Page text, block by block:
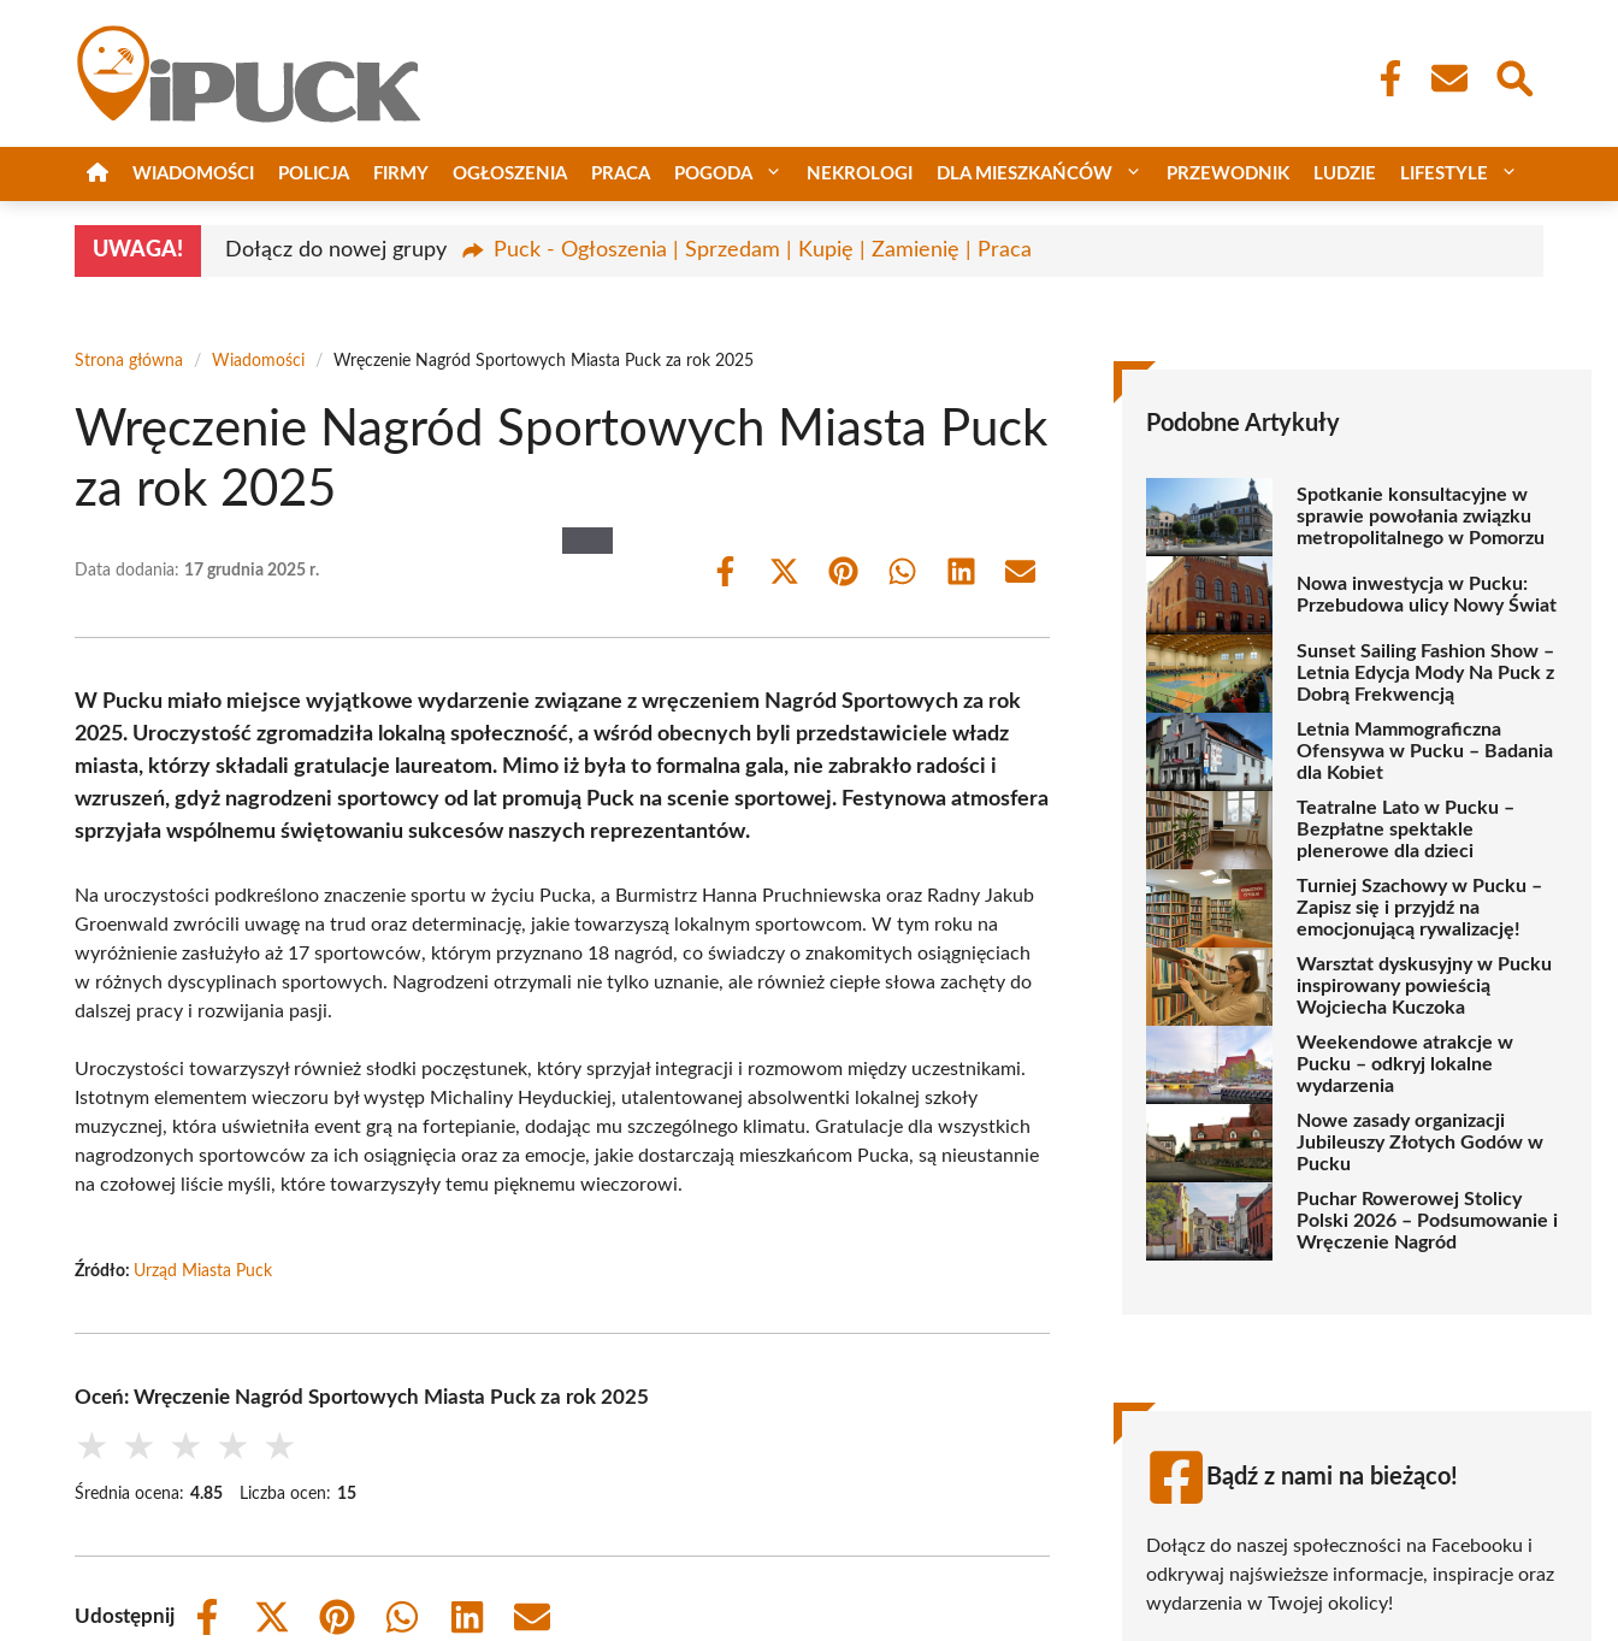
WIADOMOŚCI POLICJA FIRMY OGŁOSZENIA PRACA POGODA NEKROLOGI DLA MIESZKAŃCÓW PRZEWODNIK LUDZIE LIFESTYLE
UWAGA! Dołącz do nowej grupy Puck - Ogłoszenia | Sprzedam | Kupię | Zamienię | Praca
Strona główna / Wiadomości / Wręczenie Nagród Sportowych Miasta Puck za rok 2025
Wręczenie Nagród Sportowych Miasta Puck
za rok 2025
Data dodania: 17 grudnia 2025 r.
Share
Share
(Twitter)
Share Share Share Share
W Pucku miało miejsce wyjątkowe wydarzenie związane z wręczeniem Nagród Sportowych za rok
2025. Uroczystość zgromadziła lokalną społeczność, a wśród obecnych byli przedstawiciele władz
miasta, którzy składali gratulacje laureatom. Mimo iż była to formalna gala, nie zabrakło radości i
wzruszeń, gdyż nagrodzeni sportowcy od lat promują Puck na scenie sportowej. Festynowa atmosfera
sprzyjała wspólnemu świętowaniu sukcesów naszych reprezentantów.
Na uroczystości podkreślono znaczenie sportu w życiu Pucka, a Burmistrz Hanna Pruchniewska oraz Radny Jakub
Groenwald zwrócili uwagę na trud oraz determinację, jakie towarzyszą lokalnym sportowcom. W tym roku na
wyróżnienie zasłużyło aż 17 sportowców, którym przyznano 18 nagród, co świadczy o znakomitych osiągnięciach
w różnych dyscyplinach sportowych. Nagrodzeni otrzymali nie tylko uznanie, ale również ciepłe słowa zachęty do
dalszej pracy i rozwijania pasji.
Uroczystości towarzyszył również słodki poczęstunek, który sprzyjał integracji i rozmowom między uczestnikami.
Istotnym elementem wieczoru był występ Michaliny Heyduckiej, utalentowanej absolwentki lokalnej szkoły
muzycznej, która uświetniła event grą na fortepianie, dodając mu szczególnego klimatu. Gratulacje dla wszystkich
nagrodzonych sportowców za ich osiągnięcia oraz za emocje, jakie dostarczają mieszkańcom Pucka, są nieustannie
na czołowej liście myśli, które towarzyszyły temu pięknemu wieczorowi.
Źródło: Urząd Miasta Puck
Oceń: Wręczenie Nagród Sportowych Miasta Puck za rok 2025
★ ★ ★ ★ ★
Średnia ocena: 4.85 Liczba ocen: 15
Udostępnij
Share
Share
Share
Share
Share
Share
Podobne Artykuły
Spotkanie konsultacyjne w
sprawie powołania związku
metropolitalnego w Pomorzu
Nowa inwestycja w Pucku:
Przebudowa ulicy Nowy Świat
Sunset Sailing Fashion Show –
Letnia Edycja Mody Na Puck z
Dobrą Frekwencją
Letnia Mammograficzna
Ofensywa w Pucku – Badania
dla Kobiet
Teatralne Lato w Pucku –
Bezpłatne spektakle
plenerowe dla dzieci
Turniej Szachowy w Pucku –
Zapisz się i przyjdź na
emocjonującą rywalizację!
Warsztat dyskusyjny w Pucku
inspirowany powieścią
Wojciecha Kuczoka
Weekendowe atrakcje w
Pucku – odkryj lokalne
wydarzenia
Nowe zasady organizacji
Jubileuszy Złotych Godów w
Pucku
Puchar Rowerowej Stolicy
Polski 2026 – Podsumowanie i
Wręczenie Nagród
Bądź z nami na bieżąco!
Dołącz do naszej społeczności na Facebooku i
odkrywaj najświeższe informacje, inspiracje oraz
wydarzenia w Twojej okolicy!